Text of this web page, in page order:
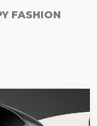
FASHION